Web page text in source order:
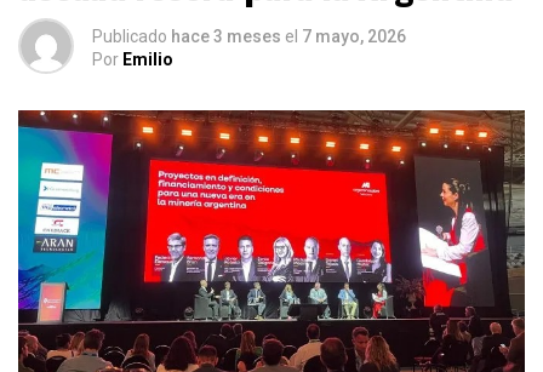
Publicado hace 3 meses el 7 mayo, 2026
Por Emilio